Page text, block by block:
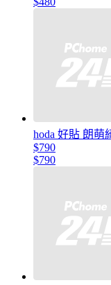
hoda 好貼 朗萌
$790
$790